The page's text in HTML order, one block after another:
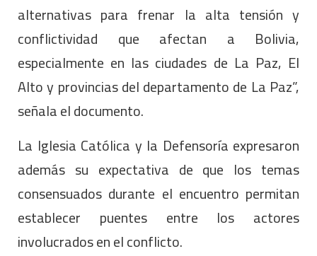
alternativas para frenar la alta tensión y
conflictividad que afectan a Bolivia,
especialmente en las ciudades de La Paz, El
Alto y provincias del departamento de La Paz”,
señala el documento.
La Iglesia Católica y la Defensoría expresaron
además su expectativa de que los temas
consensuados durante el encuentro permitan
establecer puentes entre los actores
involucrados en el conflicto.